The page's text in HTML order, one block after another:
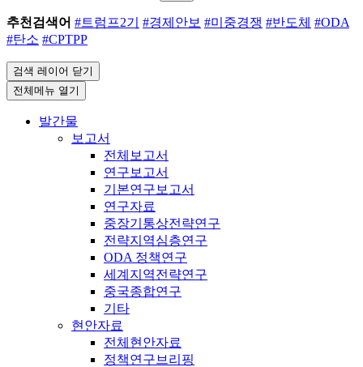
추천검색어 #트럼프2기 #경제안보 #미중경쟁 #반도체 #ODA
#탄소 #CPTPP
검색 레이어 닫기
전체메뉴 열기
발간물
보고서
전체보고서
연구보고서
기본연구보고서
연구자료
중장기통상전략연구
전략지역심층연구
ODA 정책연구
세계지역전략연구
중국종합연구
기타
현안자료
전체현안자료
정책연구브리핑